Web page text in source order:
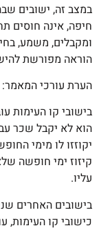
במצב זה, ישובים
חיפה, אינה חוסים
ומקבלים, משמע,
הוראה מפורשת
הערת עורכי המאמר:
בישובי קו העימות
הוא לא יקבל שכר
יקוזזו לו מימי
קיזוז ימי חופשה
עליו.
בישובים האחרים
כישובי קו העימות,